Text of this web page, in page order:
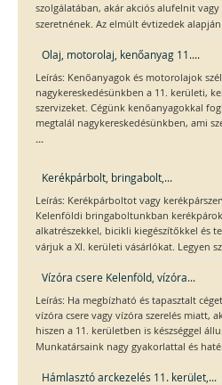
szolgálatában, akár akciós alufelnit
szeretnének. Az elmúlt évtizedek
Olaj, motorolaj, kenőanyag 11....
Leírás: Kenőanyagok és motorolajok
nagykereskedésünkben a 11. kerületi,
szervizeket. Cégünk kenőanyagokkal
megtalál nagykereskedésünkben, ami
...
Kerékpárbolt, bringabolt,...
Leírás: Kerékpárboltot vagy
Kelenföldi bringaboltunkban
alkatrészekkel, bicikli kiegészítőkkel és
várjuk a XI. kerületi vásárlókat. Legyen
Vízóra csere Kelenföld, vízóra...
Leírás: Ha megbízható és tapasztalt
vízóra csere vagy vízóra szerelés miatt,
hiszen a 11. kerületben is készséggel
Munkatársaink nagy gyakorlattal és
Hámlasztó arckezelés 11. kerület,...